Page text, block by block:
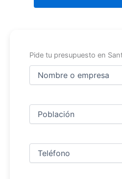
Pide tu presupuesto en
Nombre
Ciudad
Teléfono